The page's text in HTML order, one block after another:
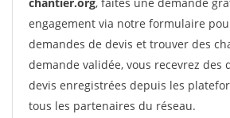
engagement via notre formulaire
demandes de devis et trouver des
demande validée, vous recevrez des
devis enregistrées depuis les
tous les partenaires du réseau.